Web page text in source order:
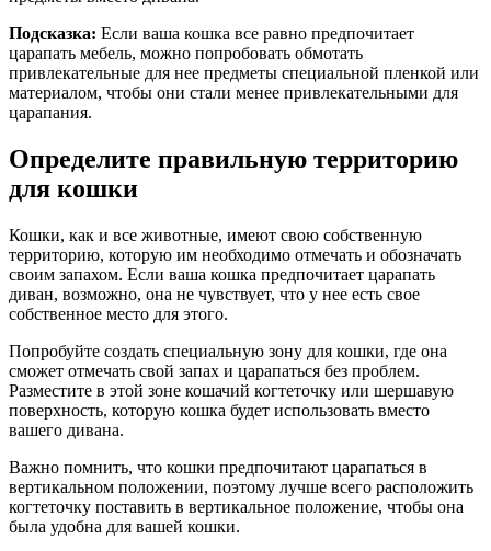
Подсказка: Если ваша кошка все равно предпочитает
царапать мебель, можно попробовать обмотать
привлекательные для нее предметы специальной пленкой или
материалом, чтобы они стали менее привлекательными для
царапания.
Определите правильную территорию
для кошки
Кошки, как и все животные, имеют свою собственную
территорию, которую им необходимо отмечать и обозначать
своим запахом. Если ваша кошка предпочитает царапать
диван, возможно, она не чувствует, что у нее есть свое
собственное место для этого.
Попробуйте создать специальную зону для кошки, где она
сможет отмечать свой запах и царапаться без проблем.
Разместите в этой зоне кошачий когтеточку или шершавую
поверхность, которую кошка будет использовать вместо
вашего дивана.
Важно помнить, что кошки предпочитают царапаться в
вертикальном положении, поэтому лучше всего расположить
когтеточку поставить в вертикальное положение, чтобы она
была удобна для вашей кошки.